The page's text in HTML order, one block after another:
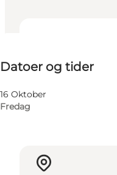
Datoer og tider
16 Oktober
Fredag